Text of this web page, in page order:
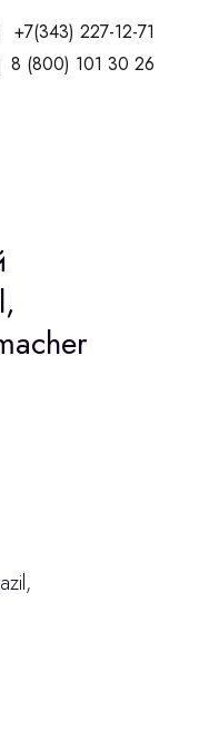
+7(343) 227-12-71
8 (800) 101 30 26